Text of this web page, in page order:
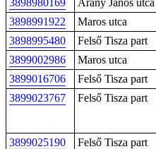
3898980169
Arany János utca
3898991922
Maros utca
3898995480
Felső Tisza part
3899002986
Maros utca
3899016706
Felső Tisza part
3899023767
Felső Tisza part
3899025190 Felső Tisza part